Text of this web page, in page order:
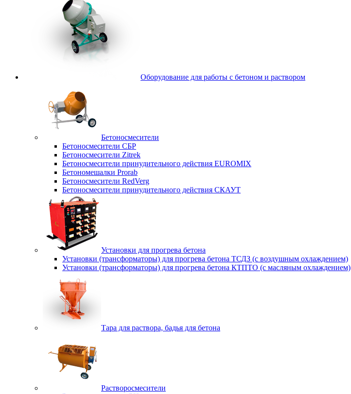
Оборудование для работы с бетоном и раствором
Бетоносмесители
Бетоносмесители СБР
Бетоносмесители Zitrek
Бетоносмесители принудительного действия EUROMIX
Бетономешалки Prorab
Бетоносмесители RedVerg
Бетоносмесители принудительного действия СКАУТ
Установки для прогрева бетона
Установки (трансформаторы) для прогрева бетона ТСДЗ (c воздушным охлаждением)
Установки (трансформаторы) для прогрева бетона КТПТО (c масляным охлаждением)
Тара для раствора, бадья для бетона
Растворосмесители